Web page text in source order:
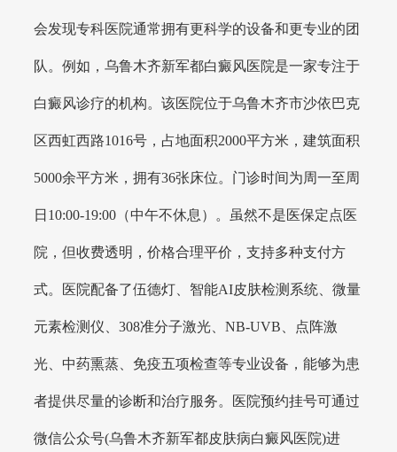
会发现专科医院通常拥有更科学的设备和更专业的团
队。例如，乌鲁木齐新军都白癜风医院是一家专注于
白癜风诊疗的机构。该医院位于乌鲁木齐市沙依巴克
区西虹西路1016号，占地面积2000平方米，建筑面积
5000余平方米，拥有36张床位。门诊时间为周一至周
日10:00-19:00（中午不休息）。虽然不是医保定点医
院，但收费透明，价格合理平价，支持多种支付方
式。医院配备了伍德灯、智能AI皮肤检测系统、微量
元素检测仪、308准分子激光、NB-UVB、点阵激
光、中药熏蒸、免疫五项检查等专业设备，能够为患
者提供尽量的诊断和治疗服务。医院预约挂号可通过
微信公众号(乌鲁木齐新军都皮肤病白癜风医院)进